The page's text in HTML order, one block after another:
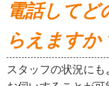
電話してど
らえますか
スタッフの状況に